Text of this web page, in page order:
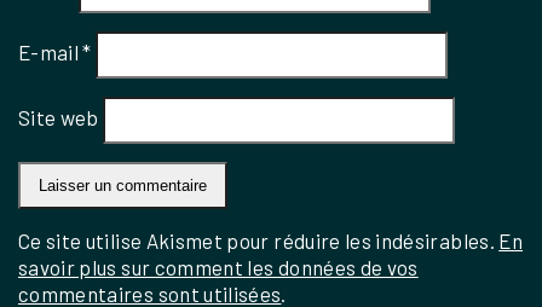
E-mail*
Site web
Ce site utilise Akismet pour réduire les indésirables. En
savoir plus sur comment les données de vos
commentaires sont utilisées